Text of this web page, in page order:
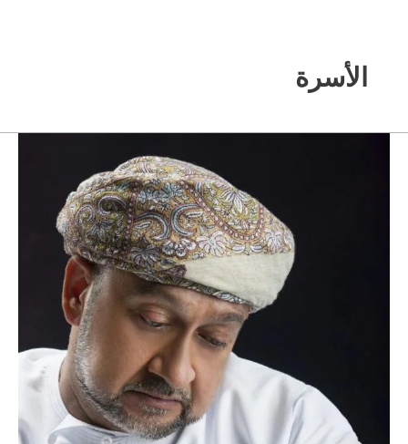
الأسرة